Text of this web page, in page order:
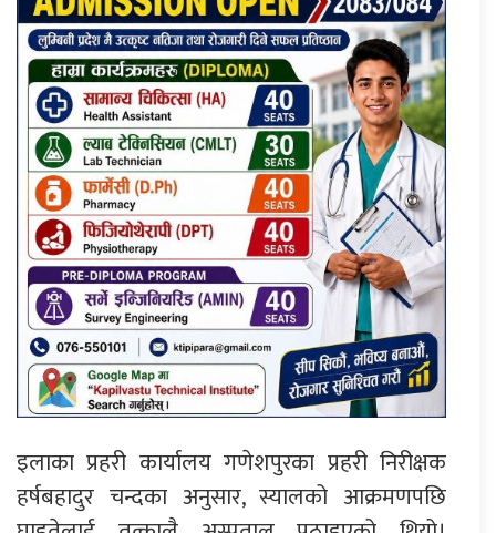
इलाका प्रहरी कार्यालय गणेशपुरका प्रहरी निरीक्षक
हर्षबहादुर चन्दका अनुसार, स्यालको आक्रमणपछि